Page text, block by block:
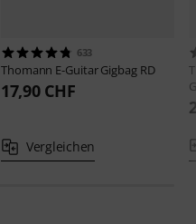
633
Thomann E-Guitar Gigbag RD
17,90 CHF
Vergleichen